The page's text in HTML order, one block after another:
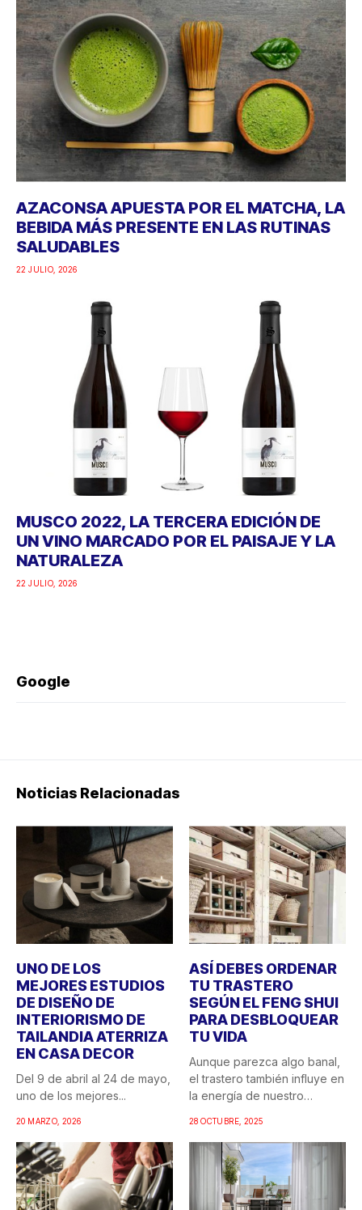
AZACONSA APUESTA POR EL MATCHA, LA
BEBIDA MÁS PRESENTE EN LAS RUTINAS
SALUDABLES
22 JULIO, 2026
MUSCO 2022, LA TERCERA EDICIÓN DE
UN VINO MARCADO POR EL PAISAJE Y LA
NATURALEZA
22 JULIO, 2026
Google
Noticias Relacionadas
UNO DE LOS
MEJORES ESTUDIOS
DE DISEÑO DE
INTERIORISMO DE
TAILANDIA ATERRIZA
EN CASA DECOR
Del 9 de abril al 24 de mayo,
uno de los mejores...
20 MARZO, 2026
ASÍ DEBES ORDENAR
TU TRASTERO
SEGÚN EL FENG SHUI
PARA DESBLOQUEAR
TU VIDA
Aunque parezca algo banal,
el trastero también influye en
la energía de nuestro
28 OCTUBRE, 2025